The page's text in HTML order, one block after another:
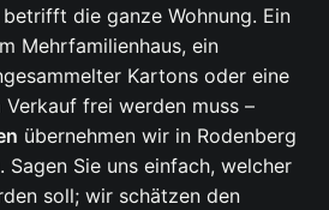
die ganze Wohnung. Ein
Mehrfamilienhaus, ein
Kartons oder eine
frei werden muss –
übernehmen wir in Rodenberg
Sagen Sie uns einfach, welcher
soll; wir schätzen den